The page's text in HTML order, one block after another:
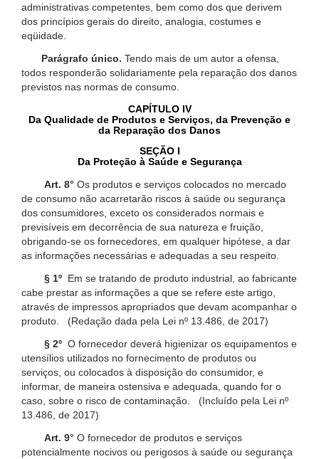
administrativas competentes, bem como dos que derivem
dos princípios gerais do direito, analogia, costumes e
eqüidade.
Parágrafo único. Tendo mais de um autor a ofensa,
todos responderão solidariamente pela reparação dos danos
previstos nas normas de consumo.
CAPÍTULO IV
Da Qualidade de Produtos e Serviços, da Prevenção e
da Reparação dos Danos
SEÇÃO I
Da Proteção à Saúde e Segurança
Art. 8° Os produtos e serviços colocados no mercado
de consumo não acarretarão riscos à saúde ou segurança
dos consumidores, exceto os considerados normais e
previsíveis em decorrência de sua natureza e fruição,
obrigando-se os fornecedores, em qualquer hipótese, a dar
as informações necessárias e adequadas a seu respeito.
§ 1º Em se tratando de produto industrial, ao fabricante
cabe prestar as informações a que se refere este artigo,
através de impressos apropriados que devam acompanhar o
produto. (Redação dada pela Lei nº 13.486, de 2017)
§ 2º O fornecedor deverá higienizar os equipamentos e
utensílios utilizados no fornecimento de produtos ou
serviços, ou colocados à disposição do consumidor, e
informar, de maneira ostensiva e adequada, quando for o
caso, sobre o risco de contaminação. (Incluído pela Lei nº
13.486, de 2017)
Art. 9° O fornecedor de produtos e serviços
potencialmente nocivos ou perigosos à saúde ou segurança